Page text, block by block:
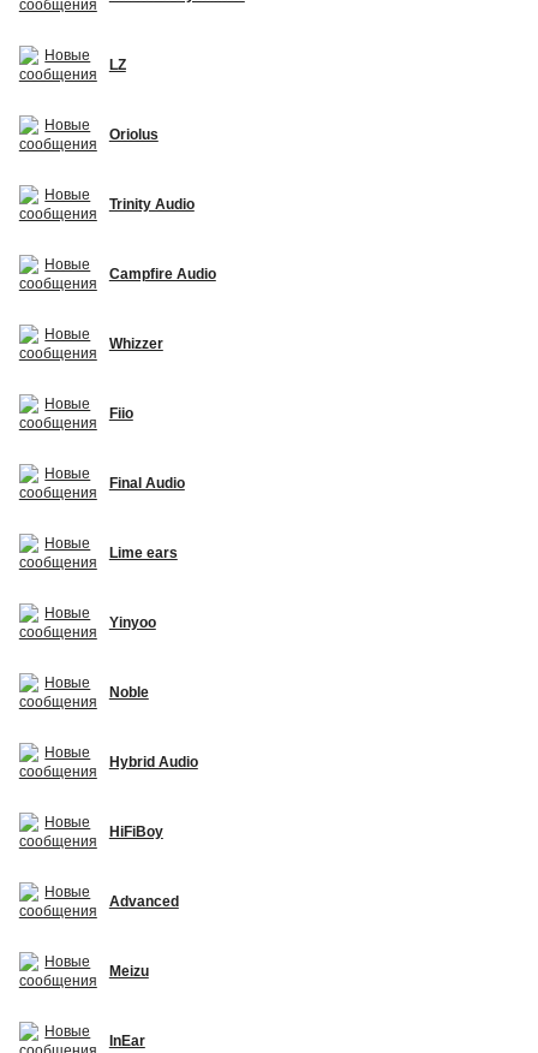
LZ
Oriolus
Trinity Audio
Campfire Audio
Whizzer
Fiio
Final Audio
Lime ears
Yinyoo
Noble
Hybrid Audio
HiFiBoy
Advanced
Meizu
InEar